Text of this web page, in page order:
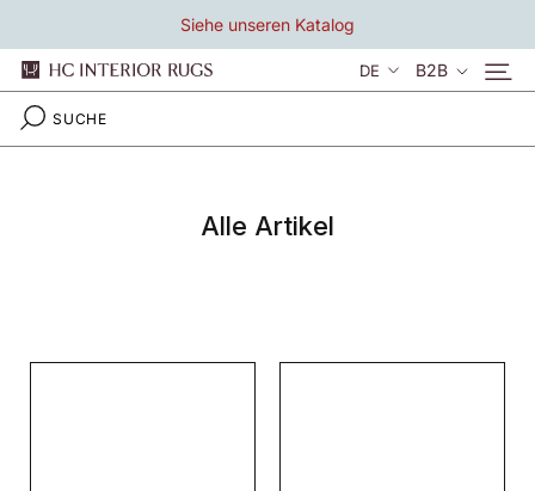
Inhalt
Siehe unseren Katalog
Sprache
DE B2B
Alle Artikel